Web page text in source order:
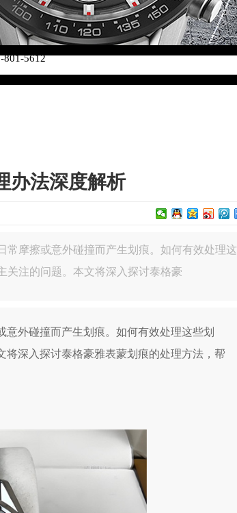
801-5612
室泰格豪雅售后服务中心（需提前预约）
办法深度解析
常摩擦或意外碰撞而产生划痕。如何有效处理这
关注的问题。本文将深入探讨泰格豪
外碰撞而产生划痕。如何有效处理这些划
深入探讨泰格豪雅表蒙划痕的处理方法，帮